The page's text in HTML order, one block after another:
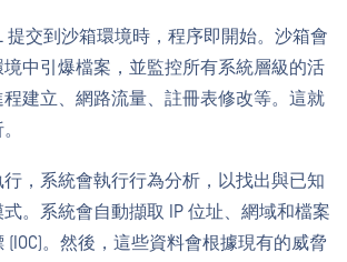
提交到沙箱環境時，程序即開始。沙箱會
中引爆檔案，並監控所有系統層級的活
建立、網路流量、註冊表修改等。這就
，系統會執行行為分析，以找出與已知
。系統會自動擷取 IP 位址、網域和檔案
(IOC)。然後，這些資料會根據現有的威脅